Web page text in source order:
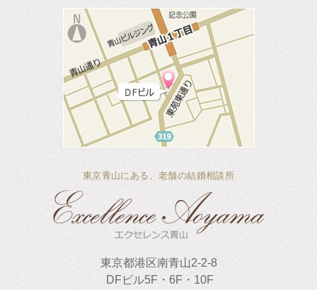
東京青山にある、老舗の結婚相談所
東京都港区南青山2-2-8
DFビル5F・6F・10F